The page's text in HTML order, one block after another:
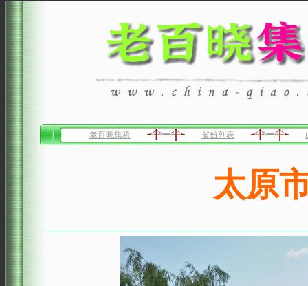
老百晓集桥 省份列表
太原